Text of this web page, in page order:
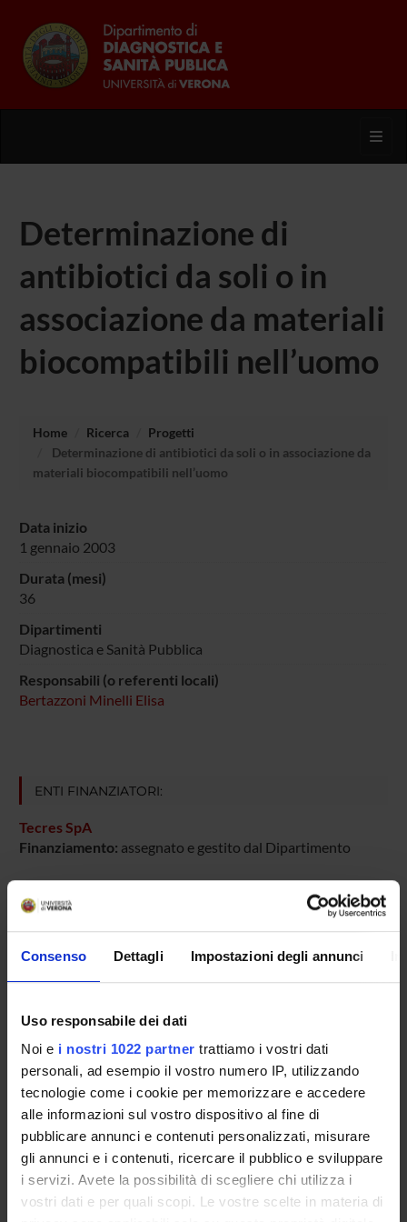
Consenso Dettagli Impostazioni degli annunci
Uso responsabile dei dati
Noi e i nostri 1022 partner trattiamo i vostri dati
personali, ad esempio il vostro numero IP, utilizzando
tecnologie come i cookie per memorizzare e accedere
alle informazioni sul vostro dispositivo al fine di
pubblicare annunci e contenuti personalizzati, misurare
gli annunci e i contenuti, ricercare il pubblico e sviluppare
i servizi. Avete la possibilità di scegliere chi utilizza i
vostri dati e per quali scopi. Le vostre scelte in materia di
Determinazione di
antibiotici da soli o in
associazione da materiali
biocompatibili nell’uomo
Home Ricerca
Progetti
Determinazione di antibiotici da soli o in associazione da
materiali biocompatibili nell’uomo
Data inizio
1 gennaio 2003
Durata (mesi)
36
Dipartimenti
Diagnostica e Sanità Pubblica
Responsabili (o referenti locali)
Bertazzoni Minelli Elisa
ENTI FINANZIATORI:
Tecres SpA
Finanziamento: assegnato e gestito dal Dipartimento
Elisa Bertazzoni Minelli
Farmacologia
ATTIVITÀ
AREE DI RICERCA